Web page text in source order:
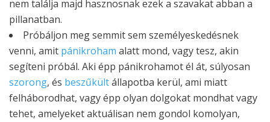
nem találja majd hasznosnak ezek a szavakat abban a
pillanatban.
Próbáljon meg semmit sem személyeskedésnek
venni, amit pánikroham alatt mond, vagy tesz, akin
segíteni próbál. Aki épp pánikrohamot él át, súlyosan
szorong, és beszűkültállapotba kerül, ami miatt
felháborodhat, vagy épp olyan dolgokat mondhat vagy
tehet, amelyeket aktuálisan nem gondol komolyan,